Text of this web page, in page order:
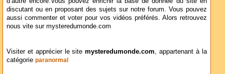
discutant ou en proposant des sujets sur notre forum. Vous pouvez
aussi commenter et voter pour vos vidéos préférés. Alors retrouvez
nous vite sur mysteredumonde.com
Visiter et apprécier le sitemysteredumonde.com, appartenant à la
catégorie paranormal